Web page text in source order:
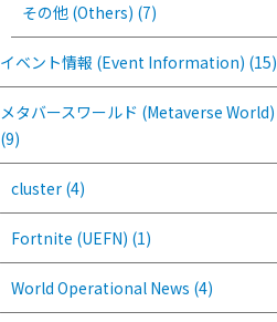
その他 (Others) (7)
イベント情報 (Event Information) (15)
メタバースワールド (Metaverse World)
(9)
cluster (4)
Fortnite (UEFN) (1)
World Operational News (4)